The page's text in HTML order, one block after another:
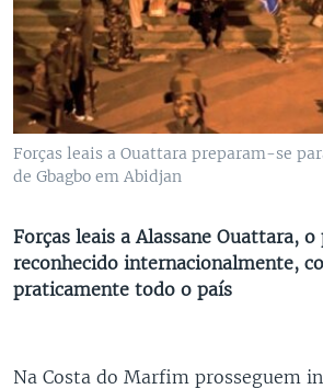
Forças leais a Ouattara preparam-se
de Gbagbo em Abidjan
Forças leais a Alassane Ouattara,
reconhecido internacionalmente,
praticamente todo o país
Na Costa do Marfim prosseguem